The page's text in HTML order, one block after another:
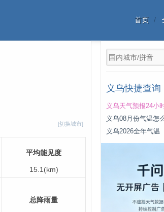
首页
[切换城市]
平均能见度
15.1(km)
总降雨量
义乌快捷查询
义乌天气预报24小
义乌08月份气温怎
义乌2026全年气温